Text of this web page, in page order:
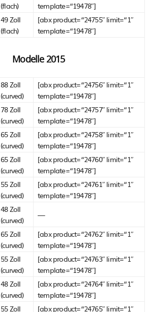
(flach)
template=“19478″]
49 Zoll
(flach)
[abx product=“24755″ limit=“1″
template=“19478″]
Modelle 2015
88 Zoll
(curved)
[abx product=“24756″ limit=“1″
template=“19478″]
78 Zoll
(curved)
[abx product=“24757″ limit=“1″
template=“19478″]
65 Zoll
(curved)
[abx product=“24758″ limit=“1″
template=“19478″]
65 Zoll
(curved)
[abx product=“24760″ limit=“1″
template=“19478″]
55 Zoll
(curved)
[abx product=“24761″ limit=“1″
template=“19478″]
48 Zoll
(curved)
—
65 Zoll
(curved)
[abx product=“24762″ limit=“1″
template=“19478″]
55 Zoll
(curved)
[abx product=“24763″ limit=“1″
template=“19478″]
48 Zoll
(curved)
[abx product=“24764″ limit=“1″
template=“19478″]
55 Zoll [abx product=“24765″ limit=“1″